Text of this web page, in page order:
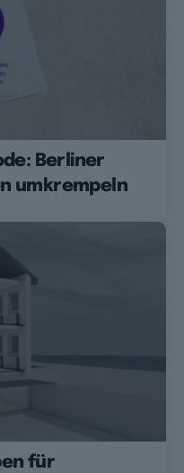
Berliner
umkrempeln
für